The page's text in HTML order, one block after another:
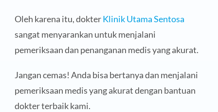
Oleh karena itu, dokterKlinik Utama Sentosa
sangat menyarankan untuk menjalani
pemeriksaan dan penanganan medis yang akurat.
Jangan cemas! Anda bisa bertanya dan menjalani
pemeriksaan medis yang akurat dengan bantuan
dokter terbaik kami.